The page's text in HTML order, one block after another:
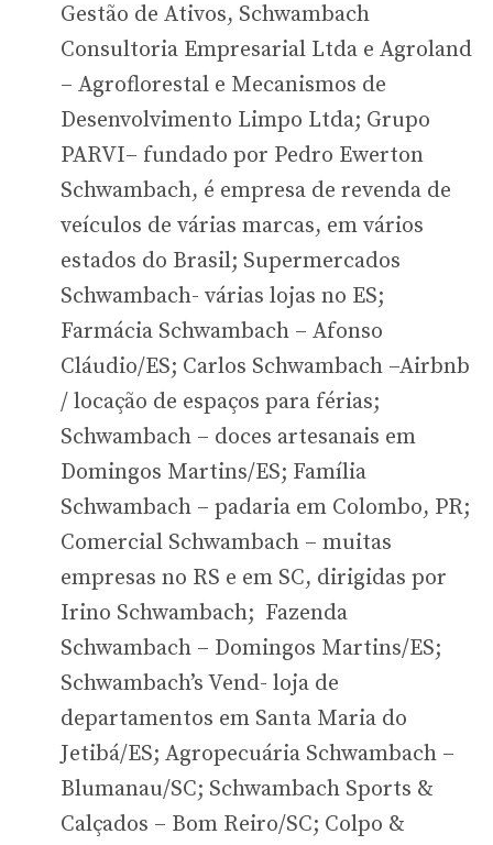
Gestão de Ativos, Schwambach
Consultoria Empresarial Ltda e Agroland
– Agroflorestal e Mecanismos de
Desenvolvimento Limpo Ltda; Grupo
PARVI– fundado por Pedro Ewerton
Schwambach, é empresa de revenda de
veículos de várias marcas, em vários
estados do Brasil; Supermercados
Schwambach- várias lojas no ES;
Farmácia Schwambach – Afonso
Cláudio/ES; Carlos Schwambach –Airbnb
/ locação de espaços para férias;
Schwambach – doces artesanais em
Domingos Martins/ES; Família
Schwambach – padaria em Colombo, PR;
Comercial Schwambach – muitas
empresas no RS e em SC, dirigidas por
Irino Schwambach; Fazenda
Schwambach – Domingos Martins/ES;
Schwambach’s Vend- loja de
departamentos em Santa Maria do
Jetibá/ES; Agropecuária Schwambach –
Blumanau/SC; Schwambach Sports &
Calçados – Bom Reiro/SC; Colpo &